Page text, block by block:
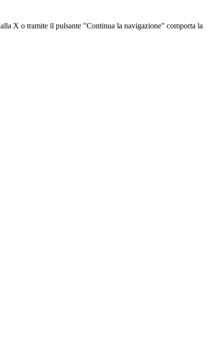
X o tramite il pulsante "Continua la navigazione" comporta la